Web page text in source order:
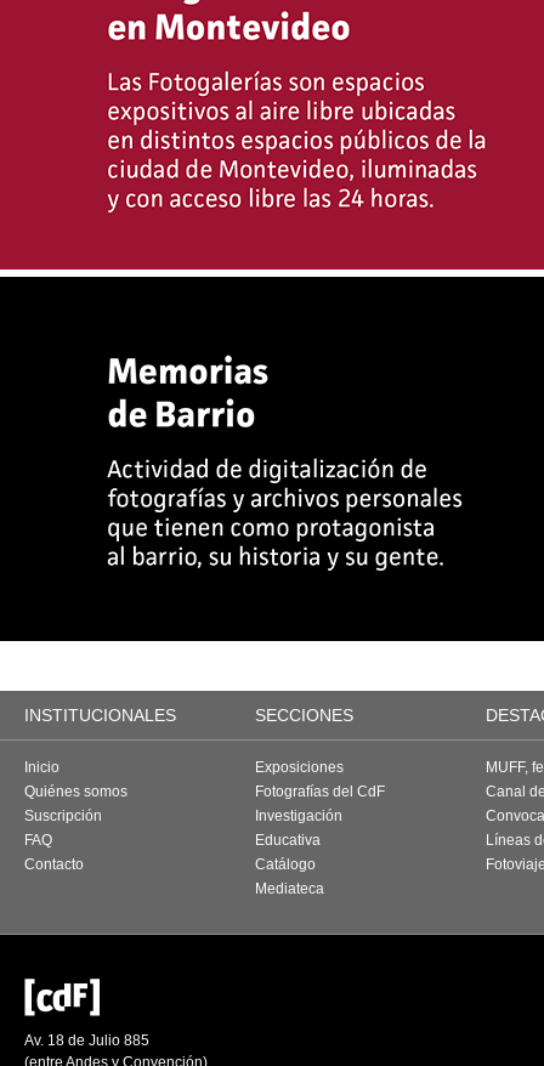
INSTITUCIONALES SECCIONES
Inicio
Quiénes somos
Suscripción
FAQ
Contacto
Exposiciones
Fotografías del CdF
Investigación
Educativa
Catálogo
Mediateca
MUFF,
Canal
Líneas
Av. 18 de Julio 885
(entre Andes y Convención)